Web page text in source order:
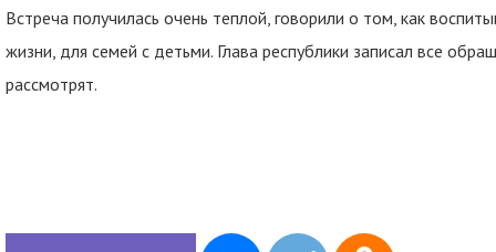
Встреча получилась очень теплой, говорили о том, как
жизни, для семей с детьми. Глава республики записал все
рассмотрят.